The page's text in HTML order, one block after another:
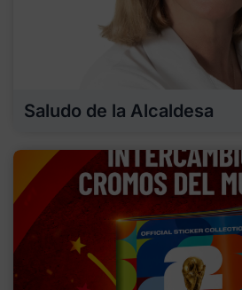
Saludo de la Alcaldesa